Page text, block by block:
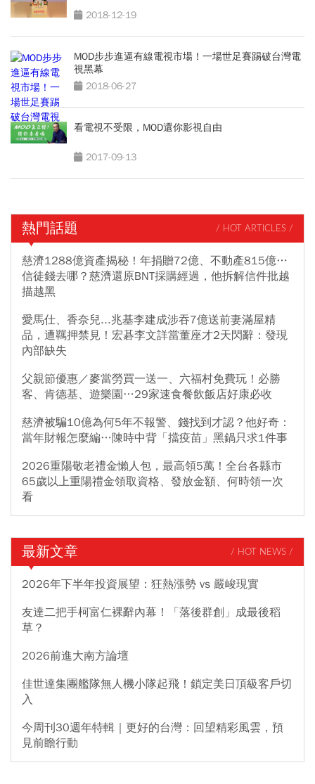
2018-12-19
MOD步步進逼有線電視市場！一場世足賽踢破台灣電
視黑幕
2018-06-27
看電視不受限，MOD還你影視自由
2017-09-13
熱門話題 / HOT ARTICLES /
慈濟1288億資產揭秘！年捐贈72億、不動產815億…
信徒錢去哪？慈濟還原BNT採購經過，他拆解信件批越
描越黑
愛馬仕、香奈兒...兆基李建成涉吞7億送前妻滿屋精
品，遭羈押禁見！宏碁李文詳當董座才2天閃辭：發現
內部缺失
父親節優惠／麥當勞買一送一、六福村免費玩！必勝
客、肯德基、遊樂園…29家速食餐飲飯店好康必收
慈濟被騙10億為何5年不報警、錢找到才認？他好奇：
當年財報怎麼編…陳時中背「擋疫苗」黑鍋只求1件事
2026重陽敬老禮金懶人包，最高領5萬！全台各縣市
65歲以上重陽禮金領取資格、發放金額、何時領一次
看
最新文章 / HOT NEWS /
2026年下半年投資展望：狂熱漲勢 vs 嚴峻現實
友達二把手柯富仁裸辭內幕！「落後群創」成最後稻
草？
2026前進大南方論壇
佳世達集團艦隊無人機小隊起飛！鎖定美日頂級客戶切
入
今周刊30週年特輯｜更好的台灣：回望精彩風雲，預
見前瞻行動